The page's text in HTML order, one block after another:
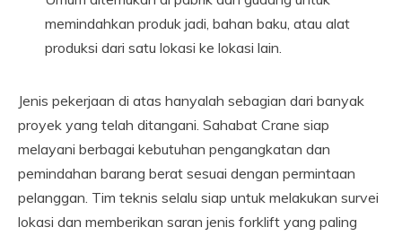
memindahkan produk jadi, bahan baku, atau alat
produksi dari satu lokasi ke lokasi lain.
Jenis pekerjaan di atas hanyalah sebagian dari banyak
proyek yang telah ditangani. Sahabat Crane siap
melayani berbagai kebutuhan pengangkatan dan
pemindahan barang berat sesuai dengan permintaan
pelanggan. Tim teknis selalu siap untuk melakukan survei
lokasi dan memberikan saran jenis forklift yang paling